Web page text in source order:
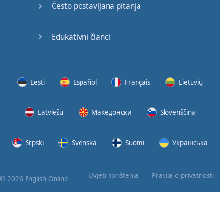
Često postavljana pitanja
Edukativni članci
Eesti Español Français Lietuvių
Latviešu Македонски Slovenščina
Srpski Svenska Suomi Українська
© 2026 English-Online Uvjeti korištenja Pravila o privatnosti